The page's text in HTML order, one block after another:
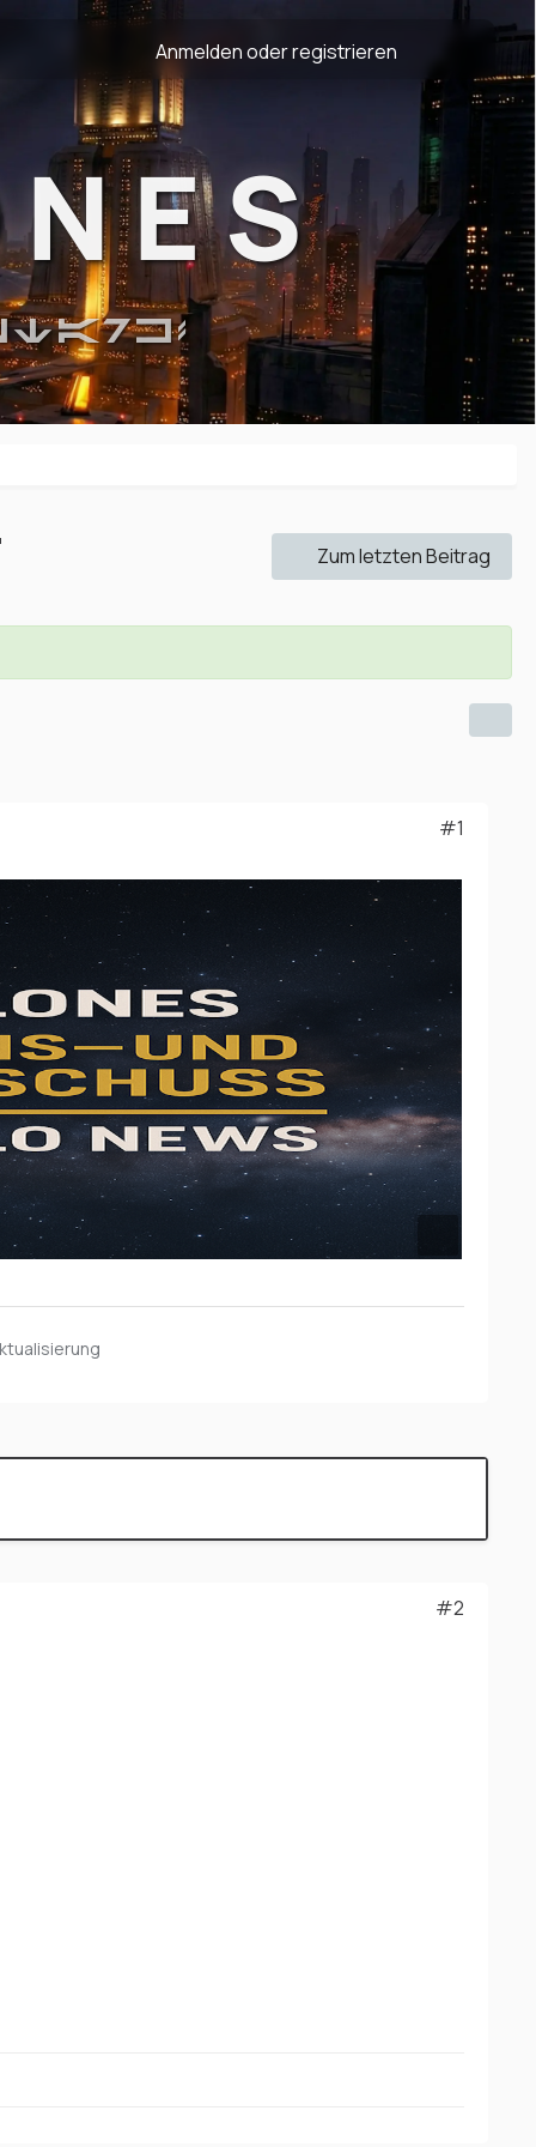
Anmelden oder registrieren
Zum letzten Beitrag
#1
#2